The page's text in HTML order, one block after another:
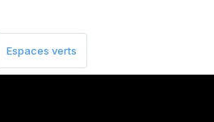
Espaces verts